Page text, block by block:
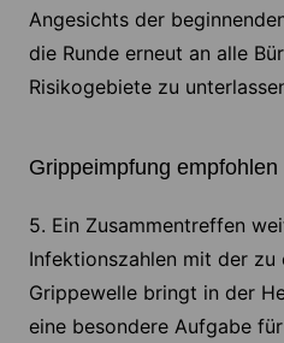
Angesichts der
die Runde erneut an alle
Risikogebiete zu
Grippeimpfung empfohlen
5. Ein Zusammentreffen
Infektionszahlen mit der zu
Grippewelle bringt in der
eine besondere Aufgabe